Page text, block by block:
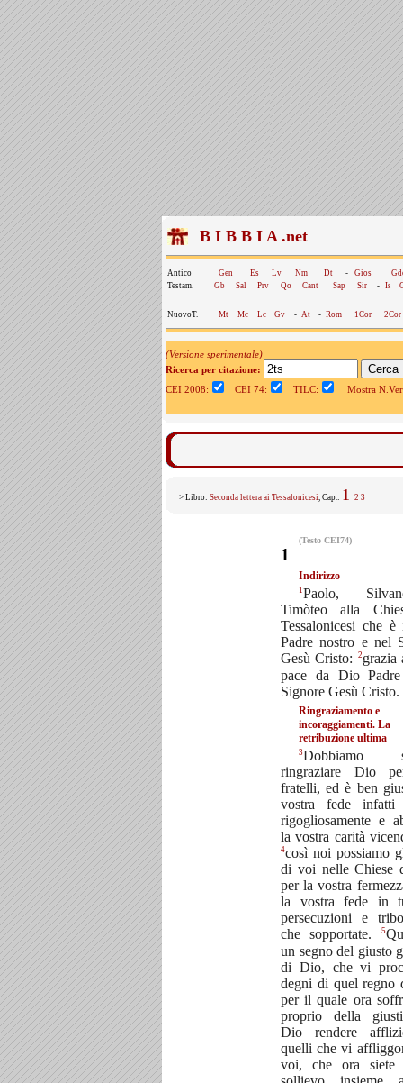
B I B B I A .net
Antico Gen Es Lv Nm Dt - Gios
Testam.
Gb Sal Prv Qo Cant Sap Sir - Is
NuovoT. Mt Mc Lc Gv - At - Rom 1Cor 2Cor
(Versione sperimentale)
Ricerca per citazione:
CEI 2008:
CEI 74: TILC: Mostra
> Libro: Seconda lettera ai Tessalonicesi, Cap.: 1 2 3
(Testo CEI74)
1
Indirizzo
1Paolo,
Timòteo alla
Tessalonicesi che
Padre nostro e nel
Gesù Cristo:
2 grazia
pace da Dio
Signore Gesù Cristo.
Ringraziamento e
incoraggiamenti. La
retribuzione ultima
3Dobbiamo
ringraziare Dio
fratelli, ed è ben
vostra fede infatti
rigogliosamente e
la vostra carità
4così noi possiamo
di voi nelle Chiese
per la vostra
la vostra fede in
persecuzioni e
che sopportate.
5
un segno del giusto
di Dio, che vi
degni di quel regno
per il quale ora
proprio della
Dio rendere
quelli che vi
voi, che ora siete